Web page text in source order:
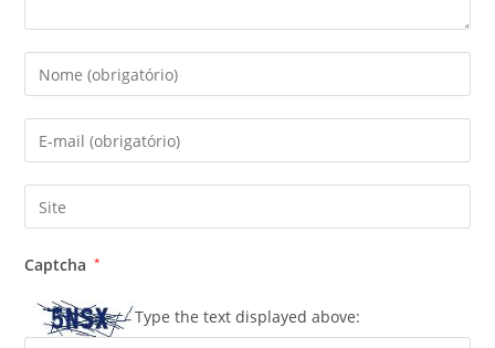
Digite
seu
nome
ou
de
usuário
para
Digite
seu
endereço
de
mail
para
comentar
Digite
o
seu
site
Captcha *
Type the text displayed above: